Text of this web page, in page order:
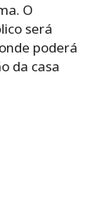
O
será
poderá
da casa